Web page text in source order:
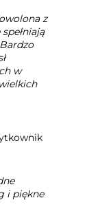
z
w
i piękne